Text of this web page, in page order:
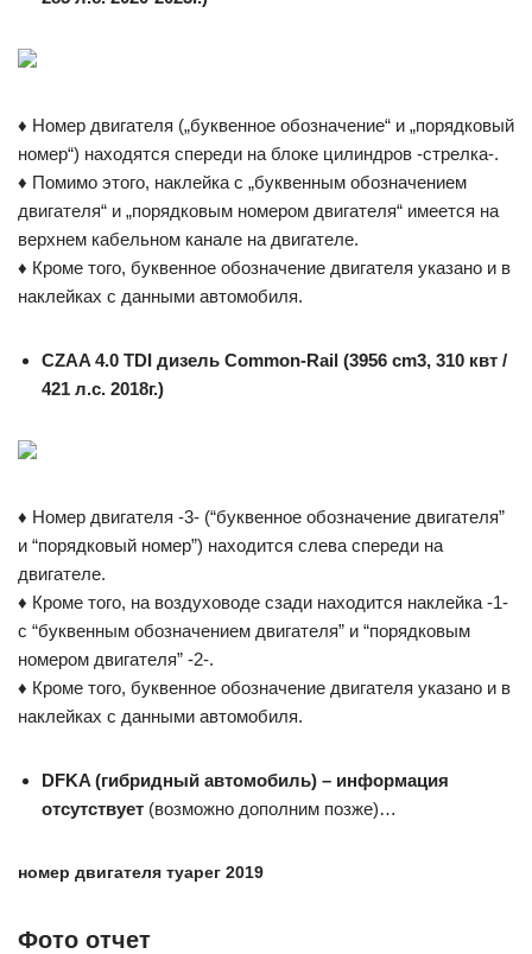
♦ Номер двигателя („буквенное обозначение“ и „порядковый
номер“) находятся спереди на блоке цилиндров -стрелка-.
♦ Помимо этого, наклейка с „буквенным обозначением
двигателя“ и „порядковым номером двигателя“ имеется на
верхнем кабельном канале на двигателе.
♦ Кроме того, буквенное обозначение двигателя указано и в
наклейках с данными автомобиля.
CZAA 4.0 TDI дизель Common-Rail (3956 cm3, 310 квт /
421 л.с. 2018г.)
♦ Номер двигателя -3- (“буквенное обозначение двигателя”
и “порядковый номер”) находится слева спереди на
двигателе.
♦ Кроме того, на воздуховоде сзади находится наклейка -1-
с “буквенным обозначением двигателя” и “порядковым
номером двигателя” -2-.
♦ Кроме того, буквенное обозначение двигателя указано и в
наклейках с данными автомобиля.
DFKA (гибридный автомобиль) – информация
отсутствует (возможно дополним позже)…
номер двигателя туарег 2019
Фото отчет